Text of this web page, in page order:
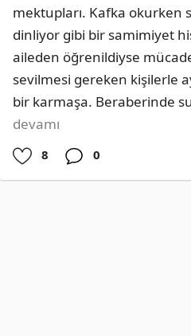
mektupları. Kafka okurken
dinliyor gibi bir samimiyet
aileden öğrenildiyse
sevilmesi gereken kişilerle
bir karmaşa. Beraberinde
devamı
8 0